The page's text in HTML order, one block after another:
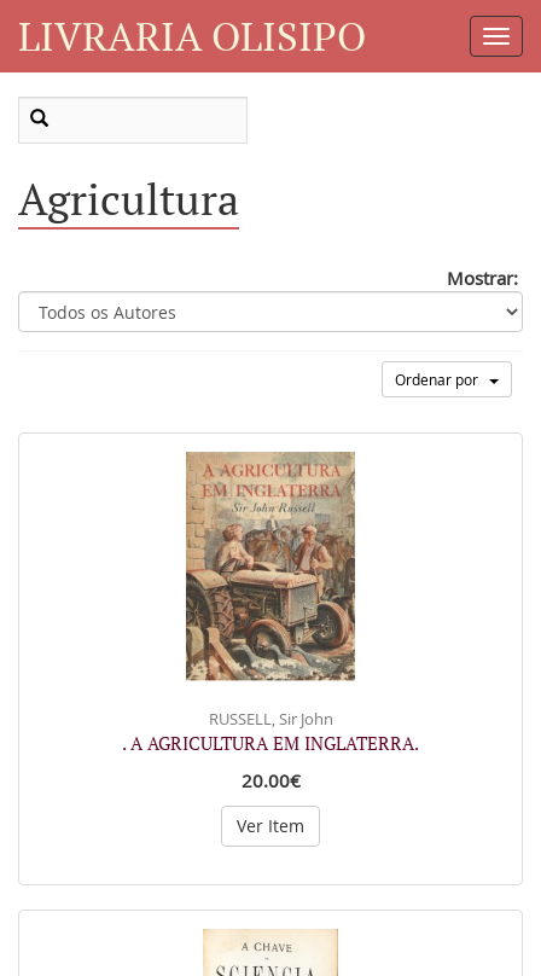
LIVRARIA OLISIPO
Agricultura
Mostrar:
Ordenar por
RUSSELL, Sir John
. A AGRICULTURA EM INGLATERRA.
20.00€
Ver Item